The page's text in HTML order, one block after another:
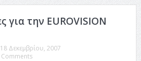
για την EUROVISION
18 Δεκεμβρίου, 2007
Comments